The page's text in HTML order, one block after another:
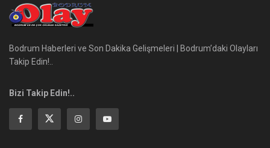
Bodrum Haberleri ve Son Dakika Gelişmeleri | Bodrum’daki Olayları
Takip Edin!..
Bizi Takip Edin!..